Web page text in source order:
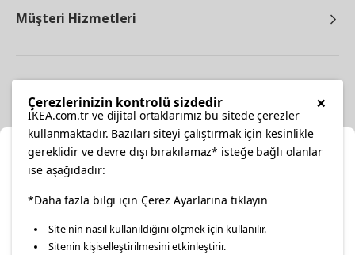
Müşteri Hizmetleri
facebooktwitterinstagrampinterestyoutube
Konumunuzu Seçin
İnternetten vereceğiniz siparişlerinizde size özel hizmet ve
×
Çerezlerinizin kontrolü sizdedir
IKEA.com.tr ve dijital ortaklarımız bu sitede çerezler
kullanmaktadır. Bazıları siteyi çalıştırmak için kesinlikle
gereklidir ve devre dışı bırakılamaz* isteğe bağlı olanlar
ise aşağıdadır:
*Daha fazla bilgi için Çerez Ayarlarına tıklayın
Site'nin nasıl kullanıldığını ölçmek için kullanılır.
Sitenin kişiselleştirilmesini etkinleştirir.